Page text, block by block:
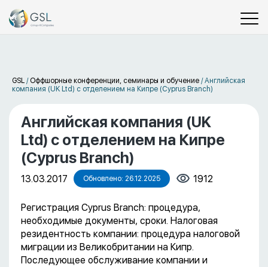
GSL / Оффшорные конференции, семинары и обучение /Английская
компания (UK Ltd) с отделением на Кипре (Cyprus Branch)
Английская компания (UK
Ltd) с отделением на Кипре
(Cyprus Branch)
13.03.2017 Обновлено: 26.12.2025 1912
Регистрация Cyprus Branch: процедура,
необходимые документы, сроки. Налоговая
резидентность компании: процедура налоговой
миграции из Великобритании на Кипр.
Последующее обслуживание компании и